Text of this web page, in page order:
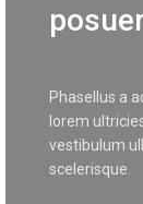
Phasellus a
lorem
vestibulum
scelerisque.